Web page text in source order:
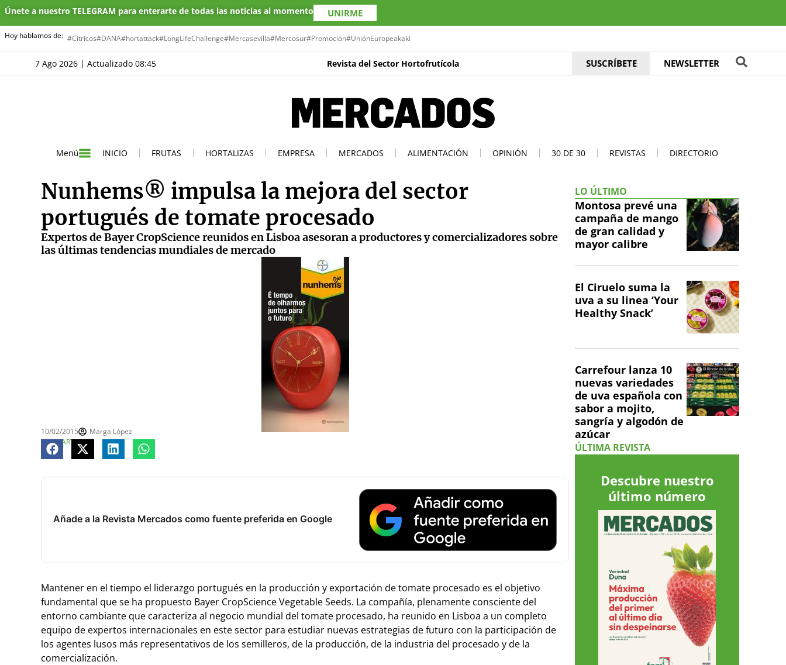
Únete a nuestro TELEGRAM para enterarte de todas las noticias al momento UNIRME
Hoy hablamos de: #Cítricos#DANA#hortattack#LongLifeChallenge#Mercasevilla#Mercosur#Promoción#UniónEuropeakaki
7 Ago 2026 | Actualizado 08:45 Revista del Sector Hortofrutícola SUSCRÍBETE NEWSLETTER
Menú INICIO FRUTAS HORTALIZAS EMPRESA MERCADOS ALIMENTACIÓN OPINIÓN 30 DE 30 REVISTAS DIRECTORIO
Nunhems® impulsa la mejora del sector
portugués de tomate procesado
Expertos de Bayer CropScience reunidos en Lisboa asesoran a productores y comercializadores sobre
las últimas tendencias mundiales de mercado
10/02/2015
Marga López
COMPARTE
Añade a la Revista Mercados como fuente preferida en Google
Mantener en el tiempo el liderazgo portugués en la producción y exportación de tomate procesado es el objetivo
fundamental que se ha propuesto Bayer CropScience Vegetable Seeds. La compañía, plenamente consciente del
entorno cambiante que caracteriza al negocio mundial del tomate procesado, ha reunido en Lisboa a un completo
equipo de expertos internacionales en este sector para estudiar nuevas estrategias de futuro con la participación de
los agentes lusos más representativos de los semilleros, de la producción, de la industria del procesado y de la
comercialización.
LO ÚLTIMO
Montosa prevé una
campaña de mango
de gran calidad y
mayor calibre
El Ciruelo suma la
uva a su linea ‘Your
Healthy Snack’
Carrefour lanza 10
nuevas variedades
de uva española con
sabor a mojito,
sangría y algodón de
azúcar
ÚLTIMA REVISTA
Descubre nuestro
último número